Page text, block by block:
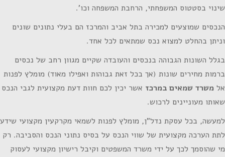
שינוי בסטטוס המשפחתי, הרחבת המשפחה וכו'.
הנכסים שמוצעים למכירה בתל אביב והמרכז הם בעלי נתונים שונים
וניתן בהחלט למצוא נכס שמתאים לכל אחד.
בגלל השונות הגבוהה בנכסים והעובדה שקיים מגוון רחב של נכסים
ברמות מחירים שונות (אך בכל זאת גבוהות ואפילו מאוד) מומלץ לפנות
אל משרד שמאים במרכז אשר יכין לכם חוות דעת מקצועית לגבי הנכס
שאותו מעוניינים לרכוש.
למעשה, בכל עסקת נדל"ן, מומלץ לפנות לשמאי מקרקעין מקצועי שידע
לתת הערכה מקצועית של שווי הנכס על בסיס נתוני הנכס והסביבה. רק
מי שהוסמך לכך על ידי משרד המשפטים וקיבל רישיון מקצועי לעסוק